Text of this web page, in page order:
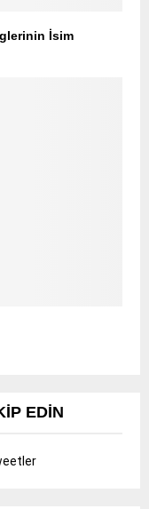
İsim
EDIN